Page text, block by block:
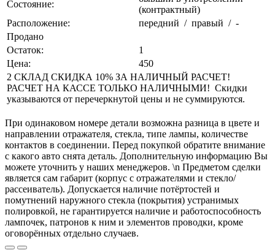
Состояние:
(контрактный)
Расположение:
передний / правый / -
Продано
Остаток:
1
Цена:
450
2 СКЛАД СКИДКА 10% ЗА НАЛИЧНЫЙ РАСЧЕТ!
РАСЧЕТ НА КАССЕ ТОЛЬКО НАЛИЧНЫМИ! Скидки
указываются от перечеркнутой цены и не суммируются.
При одинаковом номере детали возможна разница в цвете и
направлении отражателя, стекла, типе лампы, количестве
контактов в соединении. Перед покупкой обратите внимание
с какого авто снята деталь. Дополнительную информацию Вы
можете уточнить у наших менеджеров. \n Предметом сделки
является сам габарит (корпус с отражателями и стекло/
рассеиватель). Допускается наличие потёртостей и
помутнений наружного стекла (покрытия) устранимых
полировкой, не гарантируется наличие и работоспособность
лампочек, патронов к ним и элементов проводки, кроме
оговорённых отдельно случаев.